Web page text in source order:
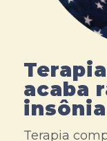
acaba
insônia
Terapia